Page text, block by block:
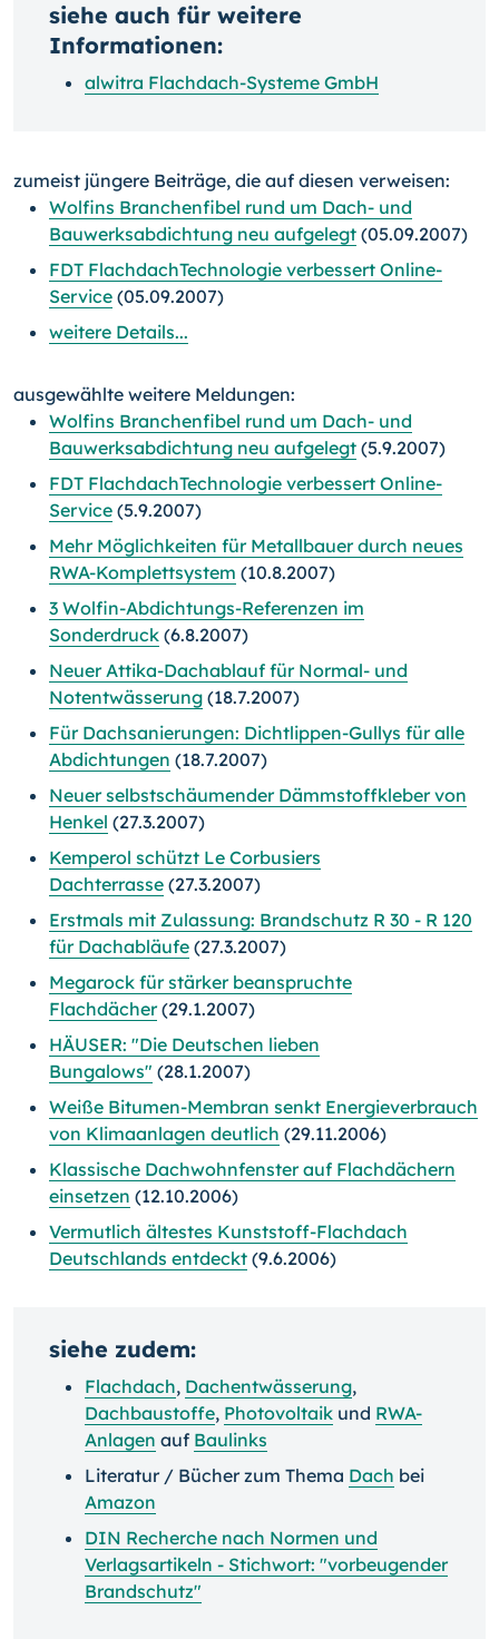
siehe auch für weitere
Informationen:
alwitra Flachdach-Systeme GmbH
zumeist jüngere Beiträge, die auf diesen verweisen:
Wolfins Branchenfibel rund um Dach- und
Bauwerksabdichtung neu aufgelegt (05.09.2007)
FDT FlachdachTechnologie verbessert Online-
Service (05.09.2007)
weitere Details...
ausgewählte weitere Meldungen:
Wolfins Branchenfibel rund um Dach- und
Bauwerksabdichtung neu aufgelegt (5.9.2007)
FDT FlachdachTechnologie verbessert Online-
Service (5.9.2007)
Mehr Möglichkeiten für Metallbauer durch neues
RWA-Komplettsystem (10.8.2007)
3 Wolfin-Abdichtungs-Referenzen im
Sonderdruck (6.8.2007)
Neuer Attika-Dachablauf für Normal- und
Notentwässerung (18.7.2007)
Für Dachsanierungen: Dichtlippen-Gullys für alle
Abdichtungen (18.7.2007)
Neuer selbstschäumender Dämmstoffkleber von
Henkel (27.3.2007)
Kemperol schützt Le Corbusiers
Dachterrasse (27.3.2007)
Erstmals mit Zulassung: Brandschutz R 30 - R 120
für Dachabläufe (27.3.2007)
Megarock für stärker beanspruchte
Flachdächer(29.1.2007)
HÄUSER: "Die Deutschen lieben
Bungalows" (28.1.2007)
Weiße Bitumen-Membran senkt Energieverbrauch
von Klimaanlagen deutlich (29.11.2006)
Klassische Dachwohnfenster auf Flachdächern
einsetzen (12.10.2006)
Vermutlich ältestes Kunststoff-Flachdach
Deutschlands entdeckt (9.6.2006)
siehe zudem:
Flachdach, Dachentwässerung,
Dachbaustoffe, Photovoltaik und RWA-
Anlagen auf Baulinks
Literatur / Bücher zum Thema Dach bei
Amazon
DIN Recherche nach Normen und
Verlagsartikeln - Stichwort: "vorbeugender
Brandschutz"